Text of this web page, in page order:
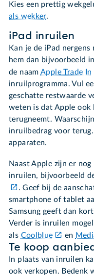
Kies een prettig
als wekker.
iPad inruilen
Kan je de iPad nergens
hem dan bijvoorbeeld
de naamApple Trade In
inruilprogramma. Vul
geschatte restwaarde
weten is dat Apple ook
terugneemt.
inruilbedrag voor
apparaten.
Naast Apple zijn er
inruilen, bijvoorbeeld
. Geef bij de
smartphone of tablet
Samsung geeft dan
Verder is inruilen
als Coolblue en
Te koop
In plaats van inruilen
ook verkopen. Bedenk